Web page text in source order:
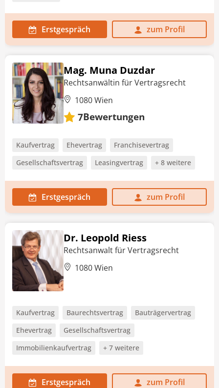
Erstgespräch zum Profil
Mag. Muna Duzdar
Rechtsanwältin für Vertragsrecht
1080 Wien
7Bewertungen
Kaufvertrag Ehevertrag
Franchisevertrag
Gesellschaftsvertrag
Leasingvertrag + 8 weitere
Erstgespräch zum Profil
Dr. Leopold Riess
Rechtsanwalt für Vertragsrecht
1080 Wien
Kaufvertrag Baurechtsvertrag
Bauträgervertrag
Ehevertrag
Gesellschaftsvertrag
Immobilienkaufvertrag
+ 7 weitere
Erstgespräch zum Profil